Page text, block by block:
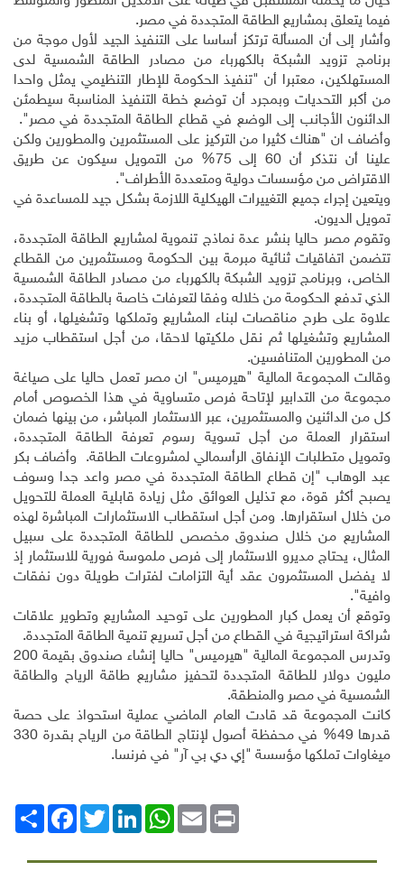
فيما يتعلق بمشاريع الطاقة المتجددة في مصر.
وأشار إلى أن المسألة ترتكز أساسا على التنفيذ الجيد لأول موجة من
برنامج تزويد الشبكة بالكهرباء من مصادر الطاقة الشمسية لدى
المستهلكين، معتبرا أن "تنفيذ الحكومة للإطار التنظيمي يمثل واحدا
من أكبر التحديات وبمجرد أن توضع خطة التنفيذ المناسبة سيطمئن
الدائنون الأجانب إلى الوضع في قطاع الطاقة المتجددة في مصر".
وأضاف ان "هناك كثيرا من التركيز على المستثمرين والمطورين ولكن
علينا أن نتذكر أن 60 إلى 75% من التمويل سيكون عن طريق
الاقتراض من مؤسسات دولية ومتعددة الأطراف".
ويتعين إجراء جميع التغييرات الهيكلية اللازمة بشكل جيد للمساعدة في
تمويل الديون.
وتقوم مصر حاليا بنشر عدة نماذج تنموية لمشاريع الطاقة المتجددة،
تتضمن اتفاقيات ثنائية مبرمة بين الحكومة ومستثمرين من القطاع
الخاص، وبرنامج تزويد الشبكة بالكهرباء من مصادر الطاقة الشمسية
الذي تدفع الحكومة من خلاله وفقا لتعرفات خاصة بالطاقة المتجددة،
علاوة على طرح مناقصات لبناء المشاريع وتملكها وتشغيلها، أو بناء
المشاريع وتشغيلها ثم نقل ملكيتها لاحقا، من أجل استقطاب مزيد
من المطورين المتنافسين.
وقالت المجموعة المالية "هيرميس" ان مصر تعمل حاليا على صياغة
مجموعة من التدابير لإتاحة فرص متساوية في هذا الخصوص أمام
كل من الدائنين والمستثمرين، عبر الاستثمار المباشر، من بينها ضمان
استقرار العملة من أجل تسوية رسوم تعرفة الطاقة المتجددة،
وتمويل متطلبات الإنفاق الرأسمالي لمشروعات الطاقة. وأضاف بكر
عبد الوهاب "إن قطاع الطاقة المتجددة في مصر واعد جدا وسوف
يصبح أكثر قوة، مع تذليل العوائق مثل زيادة قابلية العملة للتحويل
من خلال استقرارها. ومن أجل استقطاب الاستثمارات المباشرة لهذه
المشاريع من خلال صندوق مخصص للطاقة المتجددة على سبيل
المثال، يحتاج مديرو الاستثمار إلى فرص ملموسة فورية للاستثمار إذ
لا يفضل المستثمرون عقد أية التزامات لفترات طويلة دون نفقات
وافية".
وتوقع أن يعمل كبار المطورين على توحيد المشاريع وتطوير علاقات
شراكة استراتيجية في القطاع من أجل تسريع تنمية الطاقة المتجددة.
وتدرس المجموعة المالية "هيرميس" حاليا إنشاء صندوق بقيمة 200
مليون دولار للطاقة المتجددة لتحفيز مشاريع طاقة الرياح والطاقة
الشمسية في مصر والمنطقة.
كانت المجموعة قد قادت العام الماضي عملية استحواذ على حصة
قدرها 49% في محفظة أصول لإنتاج الطاقة من الرياح بقدرة 330
ميغاوات تملكها مؤسسة "إي دي بي آر" في فرنسا.
انشر
FacebookTwitterLinkedIn
WhatsAppEmail Print